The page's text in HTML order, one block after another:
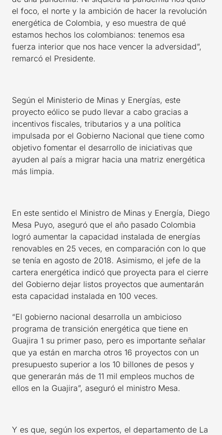
el foco, el norte y la ambición de hacer la revolución
energética de Colombia, y eso muestra de qué
estamos hechos los colombianos: tenemos esa
fuerza interior que nos hace vencer la adversidad”,
remarcó el Presidente.
Según el Ministerio de Minas y Energías, este
proyecto eólico se pudo llevar a cabo gracias a
incentivos fiscales, tributarios y a una política
impulsada por el Gobierno Nacional que tiene como
objetivo fomentar el desarrollo de iniciativas que
ayuden al país a migrar hacia una matriz energética
más limpia.
En este sentido el Ministro de Minas y Energía, Diego
Mesa Puyo, aseguró que el año pasado Colombia
logró aumentar la capacidad instalada de energías
renovables en 25 veces, en comparación con lo que
se tenía en agosto de 2018. Asimismo, el jefe de la
cartera energética indicó que proyecta para el cierre
del Gobierno dejar listos proyectos que aumentarán
esta capacidad instalada en 100 veces.
“El gobierno nacional desarrolla un ambicioso
programa de transición energética que tiene en
Guajira 1 su primer paso, pero es importante señalar
que ya están en marcha otros 16 proyectos con un
presupuesto superior a los 10 billones de pesos y
que generarán más de 11 mil empleos muchos de
ellos en la Guajira”, aseguró el ministro Mesa.
Y es que, según los expertos, el departamento de La